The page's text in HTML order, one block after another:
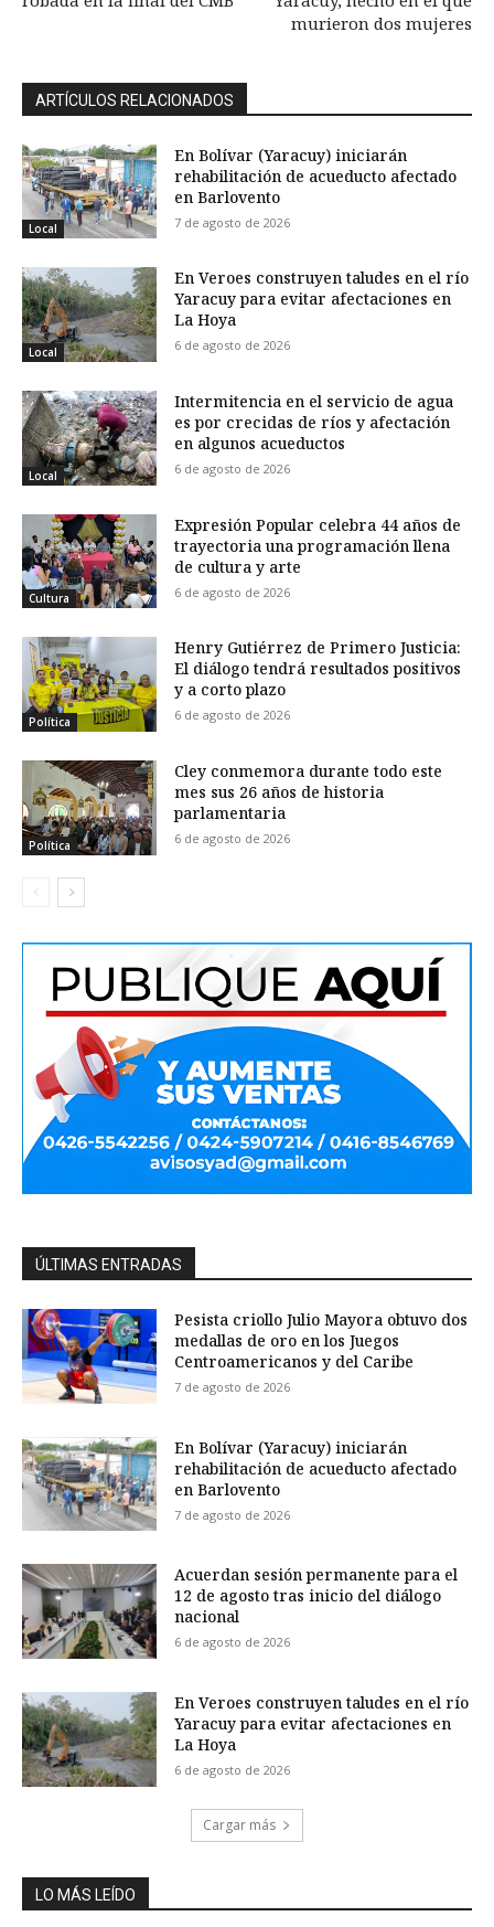
murieron dos mujeres
ARTÍCULOS RELACIONADOS
Local
En Bolívar (Yaracuy) iniciarán
rehabilitación de acueducto afectado
en Barlovento
7 de agosto de 2026
Local
En Veroes construyen taludes en el río
Yaracuy para evitar afectaciones en
La Hoya
6 de agosto de 2026
Local
Intermitencia en el servicio de agua
es por crecidas de ríos y afectación
en algunos acueductos
6 de agosto de 2026
Cultura
Expresión Popular celebra 44 años de
trayectoria una programación llena
de cultura y arte
6 de agosto de 2026
Política
Henry Gutiérrez de Primero Justicia:
El diálogo tendrá resultados positivos
y a corto plazo
6 de agosto de 2026
Política
Cley conmemora durante todo este
mes sus 26 años de historia
parlamentaria
6 de agosto de 2026
ÚLTIMAS ENTRADAS
Pesista criollo Julio Mayora obtuvo dos
medallas de oro en los Juegos
Centroamericanos y del Caribe
7 de agosto de 2026
En Bolívar (Yaracuy) iniciarán
rehabilitación de acueducto afectado
en Barlovento
7 de agosto de 2026
Acuerdan sesión permanente para el
12 de agosto tras inicio del diálogo
nacional
6 de agosto de 2026
En Veroes construyen taludes en el río
Yaracuy para evitar afectaciones en
La Hoya
6 de agosto de 2026
Cargar más
LO MÁS LEÍDO